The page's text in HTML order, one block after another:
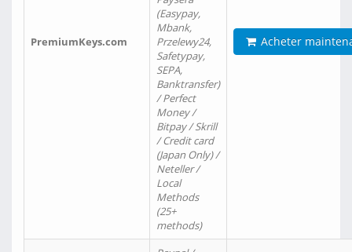
PremiumKeys.com
(Easypay,
Mbank,
Przelewy24,
Safetypay,
SEPA,
Banktransfer)
/ Perfect
Money /
Bitpay / Skrill
/ Credit card
(Japan Only) /
Neteller /
Local
Methods
(25+
methods)
Acheter